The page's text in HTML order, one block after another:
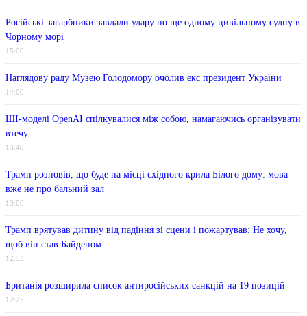
Російські загарбники завдали удару по ще одному цивільному судну в
Чорному морі
15:00
Наглядову раду Музею Голодомору очолив екс президент України
14:00
ШІ-моделі OpenAI спілкувалися між собою, намагаючись організувати
втечу
13:40
Трамп розповів, що буде на місці східного крила Білого дому: мова
вже не про бальний зал
13:00
Трамп врятував дитину від падіння зі сцени і пожартував: Не хочу,
щоб він став Байденом
12:53
Британія розширила список антиросійських санкцій на 19 позицій
12:25